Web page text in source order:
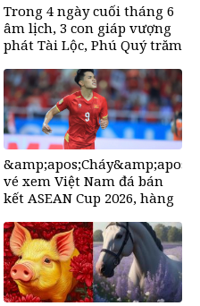
Trong 4 ngày cuối tháng 6
âm lịch, 3 con giáp vượng
phát Tài Lộc, Phú Quý trăm
Hoàng, ôm trọn cơ ngơi đồ
sộ
&amp;apos;Cháy&amp;apos;
vé xem Việt Nam đá bán
kết ASEAN Cup 2026, hàng